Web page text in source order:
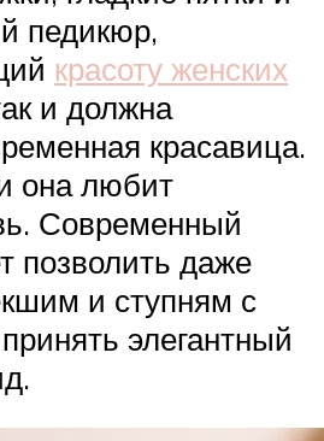
педикюр,
красоту женских
и должна
красавица.
она любит
Современный
позволить даже
и ступням с
элегантный